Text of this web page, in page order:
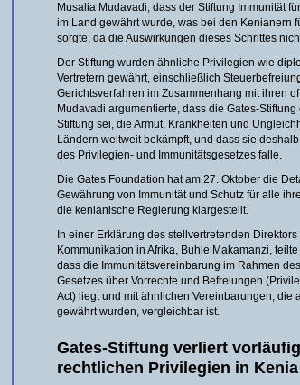
Musalia Mudavadi, dass der Stiftung Immunität
im Land gewährt wurde, was bei den Kenianern
sorgte, da die Auswirkungen dieses Schrittes
Der Stiftung wurden ähnliche Privilegien wie
Vertretern gewährt, einschließlich
Gerichtsverfahren im Zusammenhang mit ihren
Mudavadi argumentierte, dass die Gates-
Stiftung sei, die Armut, Krankheiten und
Ländern weltweit bekämpft, und dass sie
des Privilegien- und Immunitätsgesetzes falle.
Die Gates Foundation hat am 27. Oktober die
Gewährung von Immunität und Schutz für alle
die kenianische Regierung klargestellt.
In einer Erklärung des stellvertretenden
Kommunikation in Afrika, Buhle Makamanzi,
dass die Immunitätsvereinbarung im Rahmen
Gesetzes über Vorrechte und Befreiungen
Act) liegt und mit ähnlichen Vereinbarungen, die
gewährt wurden, vergleichbar ist.
Gates-Stiftung verliert
rechtlichen Privilegien in Kenia